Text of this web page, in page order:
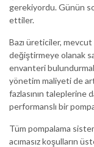
gerekiyordu. Günün
ettiler.
Bazı üreticiler,
değiştirmeye olanak
envanteri
yönetim maliyeti de
fazlasının taleplerine
performanslı bir
Tüm pompalama
acımasız koşulların